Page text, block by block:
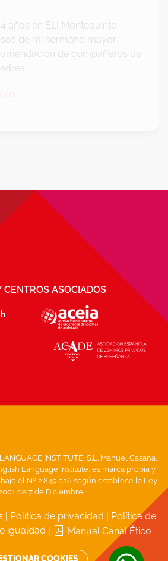
años en ELI Montequinto
de mi hermano mayor.
de compañeros de
CENTROS ASOCIADOS
INSTITUTE, S.L. Manuel Casana,
Language Institute, es marca propia y
el Nº 2.849.036 según establece la Ley
de 7 de Diciembre.
| Política de privacidad | Política de
igualdad | Manual Canal Ético
COOKIES